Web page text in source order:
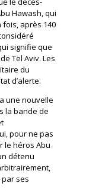
Hawash, qui
fois, après 140
signifie que
Tel Aviv. Les
du
d’alerte.
une nouvelle
la bande de
pour ne pas
le héros Abu
détenu
par ses